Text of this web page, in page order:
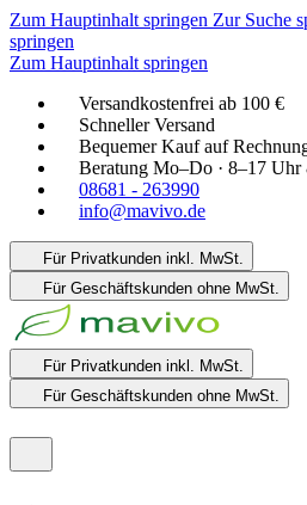
Zum Hauptinhalt springen Zur Suche
springen
Zum Hauptinhalt springen
Versandkostenfrei ab 100 €
Schneller Versand
Bequemer Kauf auf
Beratung Mo–Do · 8–17
08681 - 263990
info@mavivo.de
Für Privatkunden inkl. MwSt.
Für Geschäftskunden ohne MwSt.
Für Privatkunden inkl. MwSt.
Für Geschäftskunden ohne MwSt.